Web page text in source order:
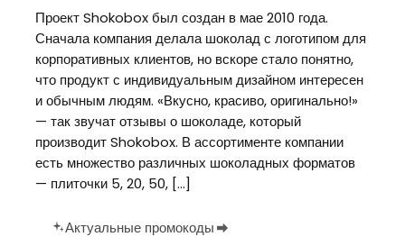
Проект Shokobox был создан в мае 2010 года.
Сначала компания делала шоколад с логотипом для
корпоративных клиентов, но вскоре стало понятно,
что продукт с индивидуальным дизайном интересен
и обычным людям. «Вкусно, красиво, оригинально!»
— так звучат отзывы о шоколаде, который
производит Shokobox. В ассортименте компании
есть множество различных шоколадных форматов
— плиточки 5, 20, 50, […]
Актуальные промокоды